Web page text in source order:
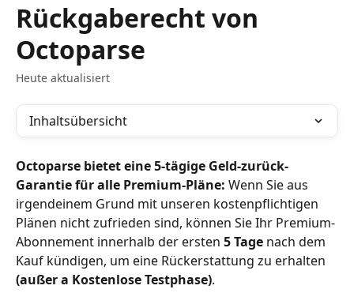
Rückgaberecht von
Octoparse
Heute aktualisiert
Inhaltsübersicht
Octoparse bietet eine 5-tägige Geld-zurück-
Garantie für alle Premium-Pläne: Wenn Sie aus
irgendeinem Grund mit unseren kostenpflichtigen
Plänen nicht zufrieden sind, können Sie Ihr Premium-
Abonnement innerhalb der ersten 5 Tage nach dem
Kauf kündigen, um eine Rückerstattung zu erhalten
(außer a Kostenlose Testphase).